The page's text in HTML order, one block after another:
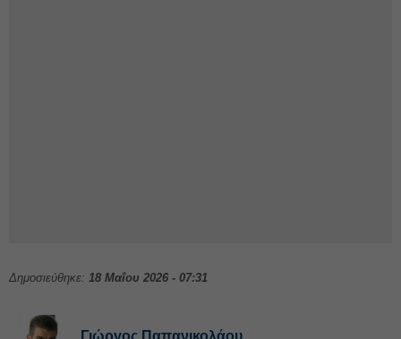
Δημοσιεύθηκε: 18 Μαΐου 2026 - 07:31
Γιώργος Παπανικολάου